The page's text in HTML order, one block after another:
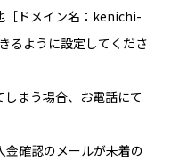
ドメイン名：kenichi-
るように設定してくださ
しまう場合、お電話にて
金確認のメールが未着の